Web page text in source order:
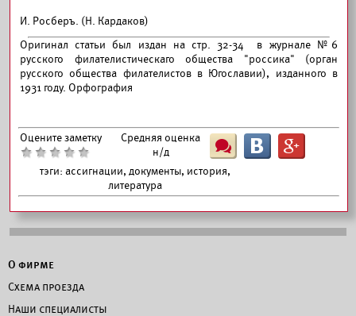
И. Росберъ. (Н. Кардаков)
Оригинал статьи был издан на стр. 32-34 в журнале №6
русского филателистическаго общества "россикa" (орган
русского общества филателистов в Югославии), изданного в
1931 году. Орфография
Оцените заметку
Средняя оценка
н/д
тэги: ассигнации, документы, история,
литература
Ш B G
О фирме
Схема проезда
Наши специалисты